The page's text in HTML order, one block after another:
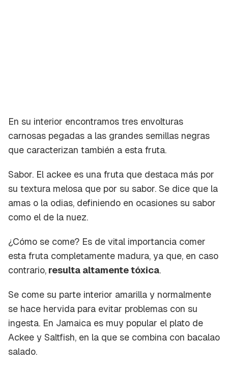
En su interior encontramos tres envolturas
carnosas pegadas a las grandes semillas negras
que caracterizan también a esta fruta.
Sabor. El ackee es una fruta que destaca más por
su textura melosa que por su sabor. Se dice que la
amas o la odias, definiendo en ocasiones su sabor
como el de la nuez.
¿Cómo se come? Es de vital importancia comer
esta fruta completamente madura, ya que, en caso
contrario, resulta altamente tóxica.
Se come su parte interior amarilla y normalmente
se hace hervida para evitar problemas con su
ingesta. En Jamaica es muy popular el plato de
Ackee y Saltfish, en la que se combina con bacalao
salado.